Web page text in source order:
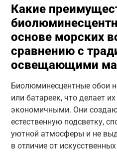
Какие
основе морских
сравнению с
освещающими
Биолюминесцентные обои
или батареек, что делает
экономичными. Они
естественную подсветку,
уютной атмосферы и не
в отличие от